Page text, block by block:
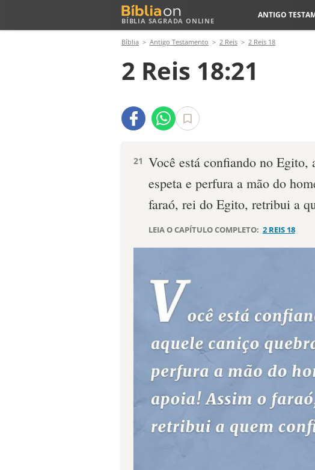
BÍBLIA SAGRADA ONLINE
ANTIGO
Bíblia Antigo Testamento 2 Reis 2 Reis 18
2 Reis 18:21
21 Você está confiando no Egito,
espeta e perfura a mão do
faraó, rei do Egito, retribui a
LEIA O CAPÍTULO COMPLETO: 2 REIS 18